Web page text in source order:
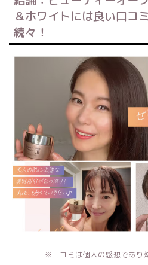
＆ホワイトには良い口コ
続々！
※口コミは個人の感想であり